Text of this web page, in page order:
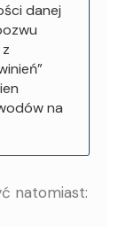
danej
na
natomiast: